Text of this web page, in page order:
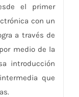
el primer
con un
a través de
medio de la
introducción
que